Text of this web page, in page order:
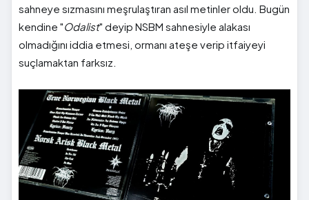
sahneye sızmasını meşrulaştıran asıl metinler oldu. Bugün
kendine "Odalist" deyip NSBM sahnesiyle alakası
olmadığını iddia etmesi, ormanı ateşe verip itfaiyeyi
suçlamaktan farksız.